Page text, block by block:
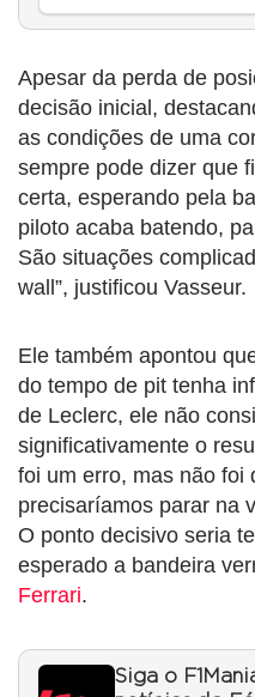
Apesar da perda de
decisão inicial,
as condições de uma
sempre pode dizer que
certa, esperando pela
piloto acaba batendo,
São situações
wall”, justificou Vasseur.
Ele também apontou
do tempo de pit tenha
de Leclerc, ele não
significativamente o
foi um erro, mas não foi
precisaríamos parar na
O ponto decisivo seria
esperado a bandeira
Ferrari.
Siga o